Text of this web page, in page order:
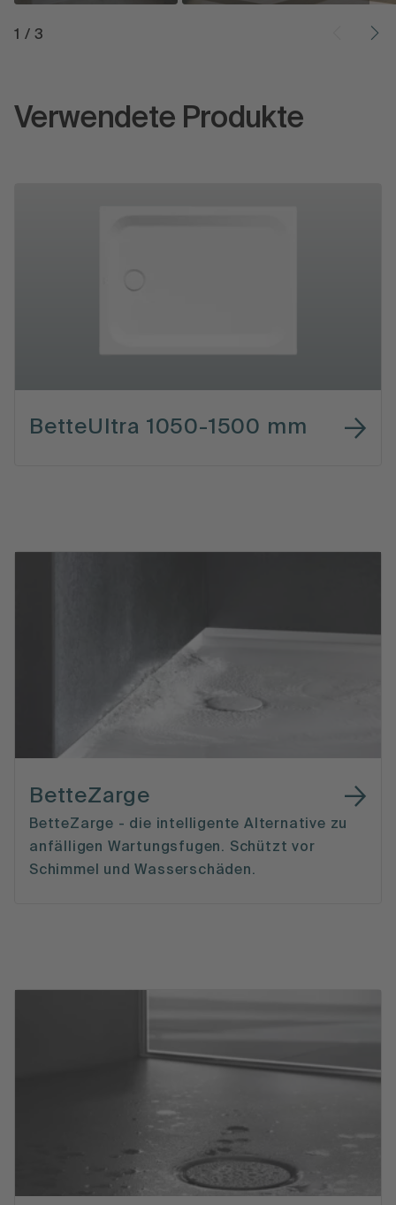
1 /3
Verwendete Produkte
BetteUltra 1050-1500 mm
BetteZarge
BetteZarge - die intelligente Alternative zu
anfälligen Wartungsfugen. Schützt vor
Schimmel und Wasserschäden.